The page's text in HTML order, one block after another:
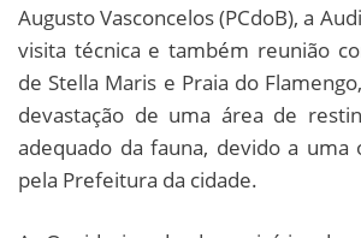
Augusto Vasconcelos (PCdoB), a
visita técnica e também reunião
de Stella Maris e Praia do
devastação de uma área de
adequado da fauna, devido a uma
pela Prefeitura da cidade.